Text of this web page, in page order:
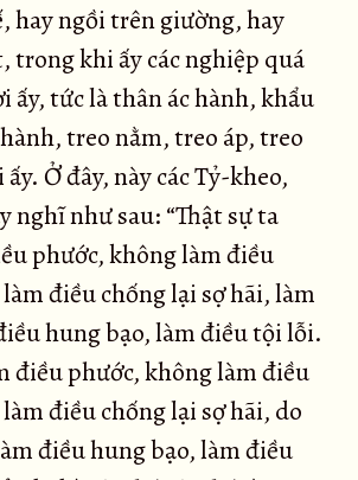
hay ngồi trên giường, hay
trong khi ấy các nghiệp quá
ấy, tức là thân ác hành, khẩu
treo nằm, treo áp, treo
Ở đây, này các Tỷ-kheo,
nghĩ như sau: “Thật sự ta
phước, không làm điều
điều chống lại sợ hãi, làm
hung bạo, làm điều tội lỗi.
điều phước, không làm điều
điều chống lại sợ hãi, do
điều hung bạo, làm điều